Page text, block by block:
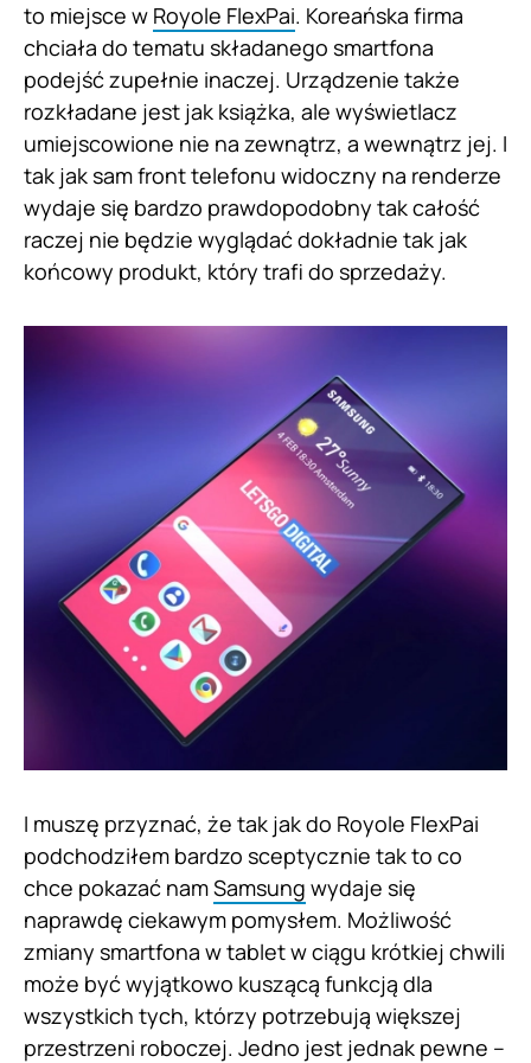
to miejsce w Royole FlexPai. Koreańska firma
chciała do tematu składanego smartfona
podejść zupełnie inaczej. Urządzenie także
rozkładane jest jak książka, ale wyświetlacz
umiejscowione nie na zewnątrz, a wewnątrz jej. I
tak jak sam front telefonu widoczny na renderze
wydaje się bardzo prawdopodobny tak całość
raczej nie będzie wyglądać dokładnie tak jak
końcowy produkt, który trafi do sprzedaży.
I muszę przyznać, że tak jak do Royole FlexPai
podchodziłem bardzo sceptycznie tak to co
chce pokazać namSamsung wydaje się
naprawdę ciekawym pomysłem. Możliwość
zmiany smartfona w tablet w ciągu krótkiej chwili
może być wyjątkowo kuszącą funkcją dla
wszystkich tych, którzy potrzebują większej
przestrzeni roboczej. Jedno jest jednak pewne –